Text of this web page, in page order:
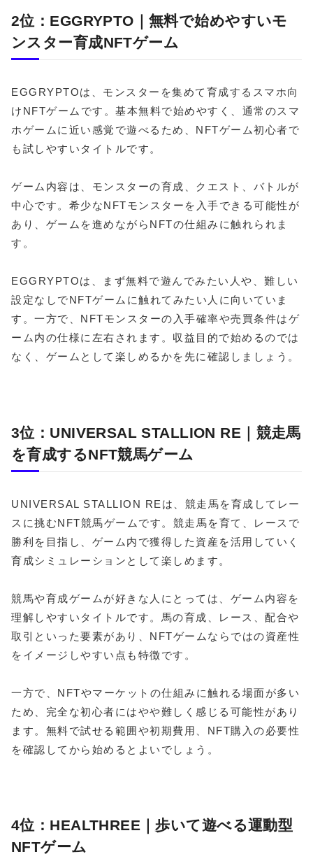
2位：EGGRYPTO｜無料で始めやすいモ
ンスター育成NFTゲーム
EGGRYPTOは、モンスターを集めて育成するスマホ向
けNFTゲームです。基本無料で始めやすく、通常のスマ
ホゲームに近い感覚で遊べるため、NFTゲーム初心者で
も試しやすいタイトルです。
ゲーム内容は、モンスターの育成、クエスト、バトルが
中心です。希少なNFTモンスターを入手できる可能性が
あり、ゲームを進めながらNFTの仕組みに触れられま
す。
EGGRYPTOは、まず無料で遊んでみたい人や、難しい
設定なしでNFTゲームに触れてみたい人に向いていま
す。一方で、NFTモンスターの入手確率や売買条件はゲ
ーム内の仕様に左右されます。収益目的で始めるのでは
なく、ゲームとして楽しめるかを先に確認しましょう。
3位：UNIVERSAL STALLION RE｜競走馬
を育成するNFT競馬ゲーム
UNIVERSAL STALLION REは、競走馬を育成してレー
スに挑むNFT競馬ゲームです。競走馬を育て、レースで
勝利を目指し、ゲーム内で獲得した資産を活用していく
育成シミュレーションとして楽しめます。
競馬や育成ゲームが好きな人にとっては、ゲーム内容を
理解しやすいタイトルです。馬の育成、レース、配合や
取引といった要素があり、NFTゲームならではの資産性
をイメージしやすい点も特徴です。
一方で、NFTやマーケットの仕組みに触れる場面が多い
ため、完全な初心者にはやや難しく感じる可能性があり
ます。無料で試せる範囲や初期費用、NFT購入の必要性
を確認してから始めるとよいでしょう。
4位：HEALTHREE｜歩いて遊べる運動型
NFTゲーム